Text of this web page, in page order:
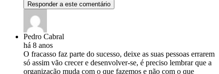
Responder a este comentário
Pedro Cabral
há 8 anos
O fracasso faz parte do sucesso, deixe as suas pessoas errarem
só assim vão crecer e desenvolver-se, é preciso lembrar que a
organização muda com o que fazemos e não com o que